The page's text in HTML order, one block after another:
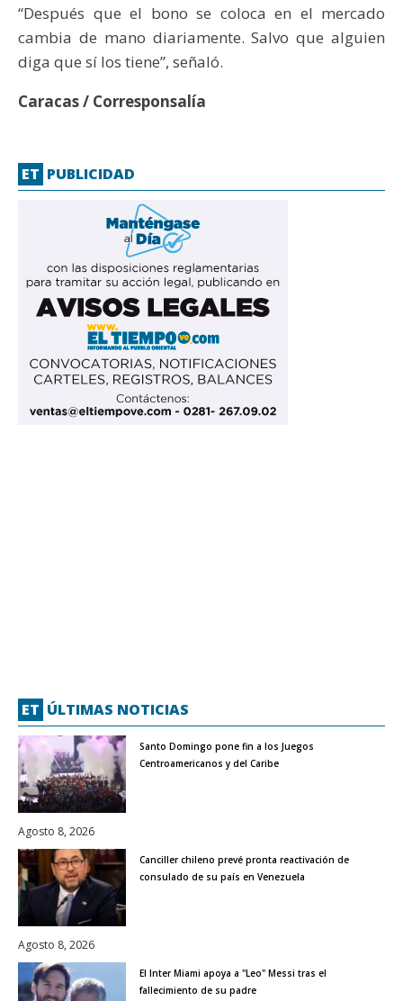
“Después que el bono se coloca en el mercado
cambia de mano diariamente. Salvo que alguien
diga que sí los tiene”, señaló.
Caracas / Corresponsalía
ET PUBLICIDAD
ET ÚLTIMAS NOTICIAS
Santo Domingo pone fin a los Juegos
Centroamericanos y del Caribe
Agosto 8, 2026
Canciller chileno prevé pronta reactivación de
consulado de su país en Venezuela
Agosto 8, 2026
El Inter Miami apoya a "Leo" Messi tras el
fallecimiento de su padre